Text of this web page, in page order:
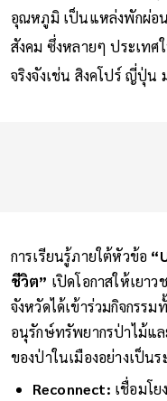
อุณหภูมิ เป็นแหล่งพักผ่อ
สังคม ซึ่งหลายๆ ประเทศใ
จริงจังเช่น สิงคโปร์ ญี่ปุ่น
การเรียนรู้ภายใต้หัวข้อ
ชีวิต” เปิดโอกาสให้เยา
จังหวัดได้เข้าร่วมกิจกรร
อนุรักษ์ทรัพยากรป่าไม้แ
ของป่าในเมืองอย่างเป็น
Reconnect: เชื่อมโ